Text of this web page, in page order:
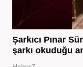
Şarkıcı Pınar
şarkı okuduğu